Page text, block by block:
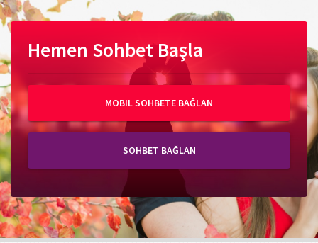
Hemen Sohbet Başla
MOBIL SOHBETE BAĞLAN
SOHBET BAĞLAN